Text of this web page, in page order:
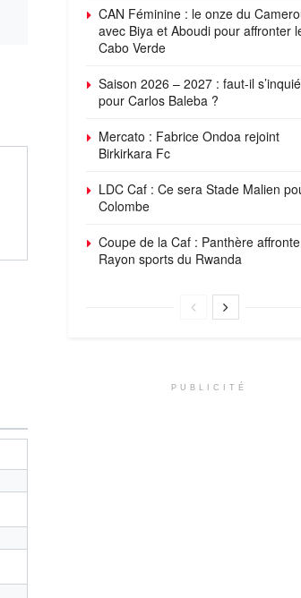
CAN Féminine : le onze du
avec Biya et Aboudi pour affronter
Cabo Verde
Saison 2026 – 2027 : faut-il
pour Carlos Baleba ?
Mercato : Fabrice Ondoa rejoint
Birkirkara Fc
LDC Caf : Ce sera Stade Malien
Colombe
Coupe de la Caf : Panthère affronte
Rayon sports du Rwanda
PUBLICITÉ